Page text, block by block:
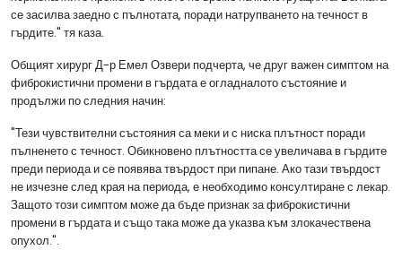
се засилва заедно с пълнотата, поради натрупването на течност в
гърдите." тя каза.
Общият хирург Д-р Емел Озвери подчерта, че друг важен симптом на
фиброкистични промени в гърдата е огладналото състояние и
продължи по следния начин:
"Тези чувствителни състояния са меки и с ниска плътност поради
пълненето с течност. Обикновено плътността се увеличава в гърдите
преди периода и се появява твърдост при пипане. Ако тази твърдост
не изчезне след края на периода, е необходимо консултиране с лекар.
Защото този симптом може да бъде признак за фиброкистични
промени в гърдата и също така може да указва към злокачествена
опухол.".